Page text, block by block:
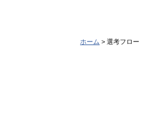
ホーム 選考フロー